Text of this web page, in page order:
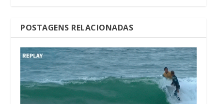
POSTAGENS RELACIONADAS